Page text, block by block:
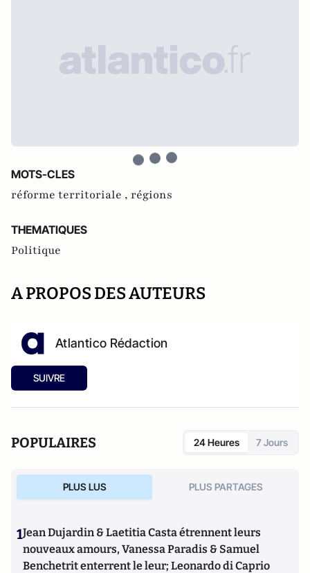
MOTS-CLES
réforme territoriale , régions
THEMATIQUES
Politique
A PROPOS DES AUTEURS
Atlantico Rédaction
SUIVRE
POPULAIRES 24 Heures 7 Jours
PLUS LUS PLUS PARTAGES
1Jean Dujardin & Laetitia Casta étrennent leurs
nouveaux amours, Vanessa Paradis & Samuel
Benchetrit enterrent le leur; Leonardo di Caprio